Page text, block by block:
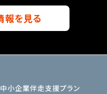
報を見る
中小企業伴走支援プラン